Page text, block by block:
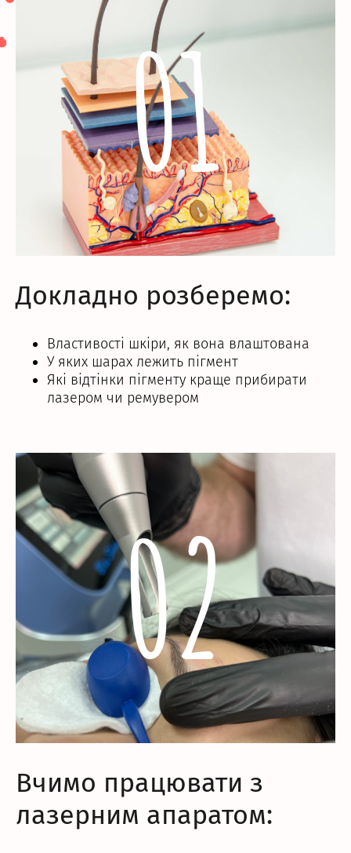
01
Докладно розберемо:
Властивості шкіри, як вона влаштована
У яких шарах лежить пігмент
Які відтінки пігменту краще прибирати
лазером чи ремувером
02
Вчимо працювати з
лазерним апаратом: